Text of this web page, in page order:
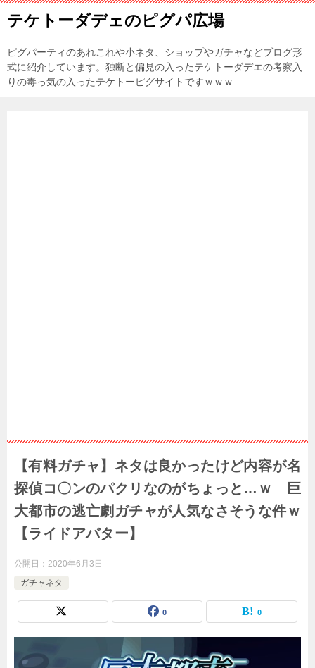
テケトーダデェのピグパ広場
ピグパーティのあれこれや小ネタ、ショップやガチャなどブログ形
式に紹介しています。独断と偏見の入ったテケトーダデエの考察入
りの毒っ気の入ったテケトーピグサイトですｗｗｗ
【有料ガチャ】ネタは良かったけど内容が名
探偵コ〇ンのパクリなのがちょっと…ｗ 巨
大都市の逃亡劇ガチャが人気なさそうな件ｗ
【ライドアバター】
公開日： 2020年6月3日
ガチャネタ
0 0